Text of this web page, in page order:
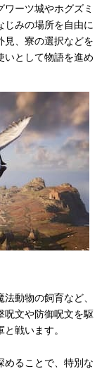
ーツ城やホグズミ
じみの場所を自由に
見、寮の選択などを
いとして物語を進め
動物の飼育など、
呪文や防御呪文を駆
戦います。
めることで、特別な